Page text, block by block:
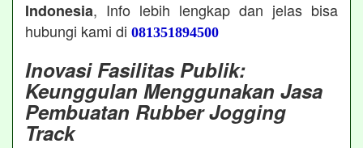
Indonesia, Info lebih lengkap dan jelas bisa
hubungi kami di 081351894500
Inovasi Fasilitas Publik:
Keunggulan Menggunakan Jasa
Pembuatan Rubber Jogging
Track